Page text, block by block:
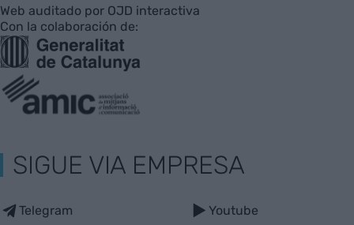
Web auditado por OJD interactiva
Con la colaboración de:
SIGUE VIA EMPRESA
Telegram Youtube